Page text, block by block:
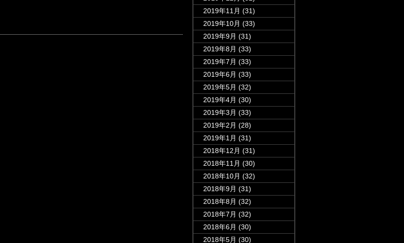
2019年11月 (31)
2019年10月 (33)
2019年9月 (31)
2019年8月 (33)
2019年7月 (33)
2019年6月 (33)
2019年5月 (32)
2019年4月 (30)
2019年3月 (33)
2019年2月 (28)
2019年1月 (31)
2018年12月 (31)
2018年11月 (30)
2018年10月 (32)
2018年9月 (31)
2018年8月 (32)
2018年7月 (32)
2018年6月 (30)
2018年5月 (30)